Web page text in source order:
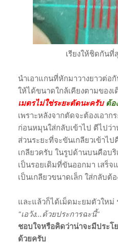
เรียงให้ชิดกันที่
นำเอาแกนที่หักมาวางยาวต่อ
ให้ได้ขนาดใกล้เคียงตามของ
เมตรไม่ใช่ระยะตัดนะครับ ต้อ
เพราะหลังจากตัดจะต้องเอา
ก่อนหมุนใส่กลับเข้าไป ตีไปว่
ส่วนระยะที่จะขันเกลียวเข้าไป
เกลียวครับ ในรูปด้านบนคือบ
เป็นรอยเดิมที่ขันออกมา เสร็จ
เป็นเกลียวขนาดเล็ก ใส่กลับต้
และแล้วก็ได้เม็ดมะยมตัวให
"เอวัง...ด้วยประการฉะนี้"
ชอบใจหรือคิดว่าน่าจะมีประ
ด้วยครับ